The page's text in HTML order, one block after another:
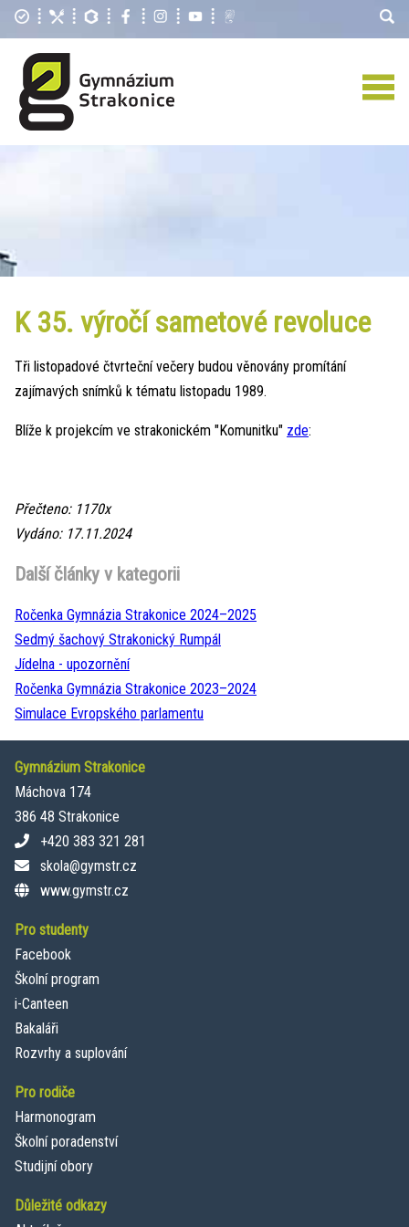
K 35. výročí sametové revoluce
Tři listopadové čtvrteční večery budou věnovány promítání
zajímavých snímků k tématu listopadu 1989.
Blíže k projekcím ve strakonickém "Komunitku" zde:
Přečteno: 1170x
Vydáno: 17.11.2024
Další články v kategorii
Ročenka Gymnázia Strakonice 2024–⁠2025
Sedmý šachový Strakonický Rumpál
Jídelna - upozornění
Ročenka Gymnázia Strakonice 2023–⁠2024
Simulace Evropského parlamentu
Gymnázium Strakonice
Máchova 174
386 48 Strakonice
+420 383 321 281
skola@gymstr.cz
www.gymstr.cz
Pro studenty
Facebook
Školní program
i-Canteen
Bakaláři
Rozvrhy a suplování
Pro rodiče
Harmonogram
Školní poradenství
Studijní obory
Důležité odkazy